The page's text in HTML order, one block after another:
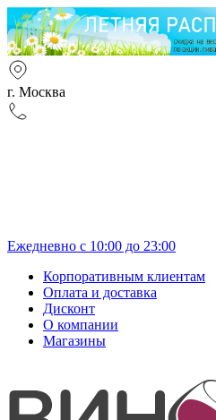
г. Москва
Ежедневно с 10:00 до 23:00
Корпоративным клиентам
Оплата и доставка
Дисконт
О компании
Магазины